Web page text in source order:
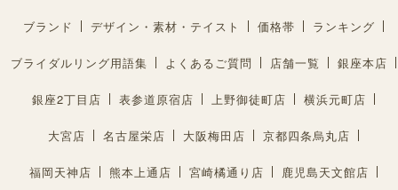
ブランド デザイン・素材・テイスト 価格帯 ランキング
ブライダルリング用語集 よくあるご質問 店舗一覧 銀座本店
銀座2丁目店 表参道原宿店 上野御徒町店 横浜元町店
大宮店 名古屋栄店 大阪梅田店 京都四条烏丸店
福岡天神店 熊本上通店 宮崎橘通り店 鹿児島天文館店